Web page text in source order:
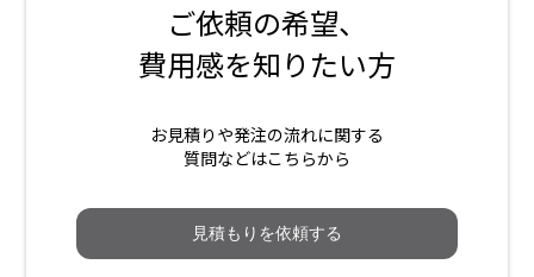
ご依頼の希望、
費用感を知りたい方
お見積りや発注の流れに関する
質問などはこちらから
見積もりを依頼する